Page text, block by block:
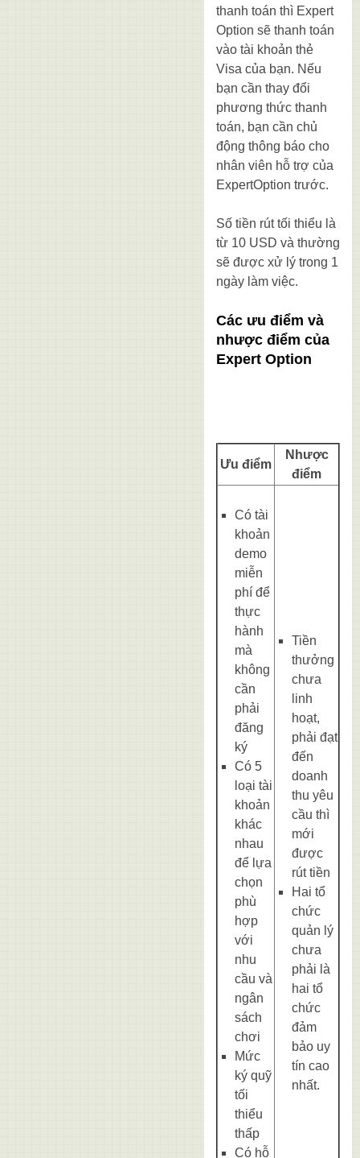
thanh toán thì Expert
Option sẽ thanh toán
vào tài khoản thẻ
Visa của bạn. Nếu
bạn cần thay đổi
phương thức thanh
toán, bạn cần chủ
động thông báo cho
nhân viên hỗ trợ của
ExpertOption trước.
Số tiền rút tối thiểu là
từ 10 USD và thường
sẽ được xử lý trong 1
ngày làm việc.
Các ưu điểm và
nhược điểm của
Expert Option
Ưu điểm
Nhược
điểm
Có tài
khoản
demo
miễn
phí để
thực
hành
mà
không
cần
phải
đăng
ký
Có 5
loại tài
khoản
khác
nhau
để lựa
chọn
phù
hợp
với
nhu
cầu và
ngân
sách
chơi
Mức
ký quỹ
tối
thiểu
thấp
Có hỗ
Tiền
thưởng
chưa
linh
hoạt,
phải đạt
đến
doanh
thu yêu
cầu thì
mới
được
rút tiền
Hai tổ
chức
quản lý
chưa
phải là
hai tổ
chức
đảm
bảo uy
tín cao
nhất.